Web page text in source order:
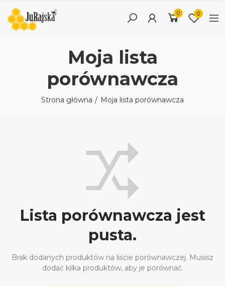
0 0
Moja lista
porównawcza
Strona główna Moja lista porównawcza
Lista porównawcza jest
pusta.
Brak dodanych produktów na liście porównawczej. Musisz
dodać kilka produktów, aby je porównać.